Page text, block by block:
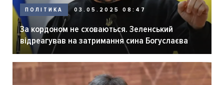
ПОЛІТИКА 03.05.2025 08:47
За кордоном не сховаються. Зеленський
відреагував на затримання сина Богуслаєва